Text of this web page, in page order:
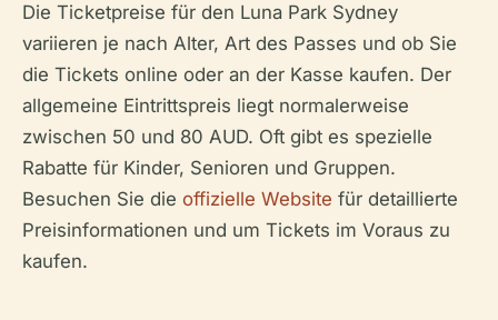
Die Ticketpreise für den Luna Park Sydney
variieren je nach Alter, Art des Passes und ob Sie
die Tickets online oder an der Kasse kaufen. Der
allgemeine Eintrittspreis liegt normalerweise
zwischen 50 und 80 AUD. Oft gibt es spezielle
Rabatte für Kinder, Senioren und Gruppen.
Besuchen Sie die offizielle Website für detaillierte
Preisinformationen und um Tickets im Voraus zu
kaufen.